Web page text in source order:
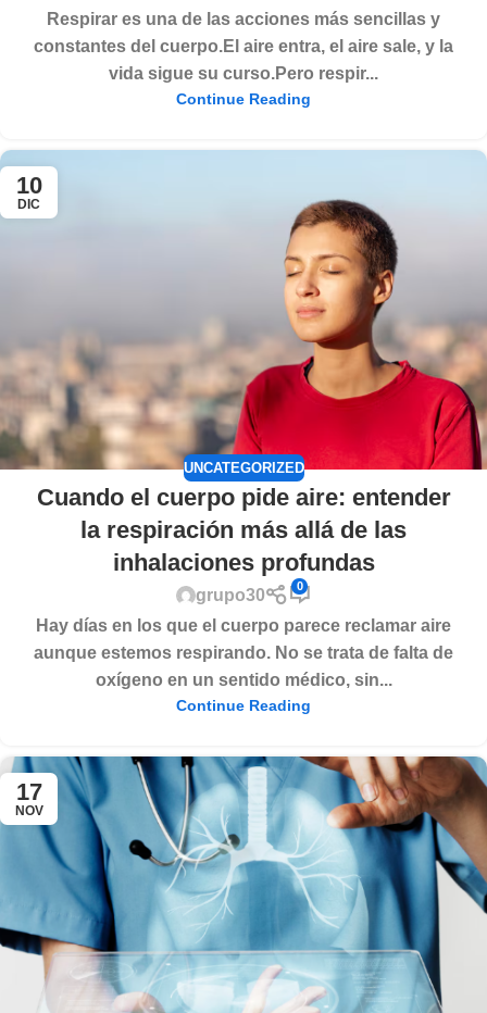
Respirar es una de las acciones más sencillas y
constantes del cuerpo.El aire entra, el aire sale, y la
vida sigue su curso.Pero respir...
Continue Reading
10
DIC
UNCATEGORIZED
Cuando el cuerpo pide aire: entender
la respiración más allá de las
inhalaciones profundas
grupo30
0
Hay días en los que el cuerpo parece reclamar aire
aunque estemos respirando. No se trata de falta de
oxígeno en un sentido médico, sin...
Continue Reading
17
NOV